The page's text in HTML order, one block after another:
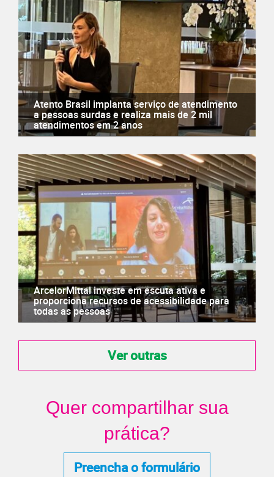
Atento Brasil implanta serviço de atendimento
a pessoas surdas e realiza mais de 2 mil
atendimentos em 2 anos
ArcelorMittal investe em escuta ativa e
proporciona recursos de acessibilidade para
todas as pessoas
Ver outras
Quer compartilhar sua
prática?
Preencha o formulário